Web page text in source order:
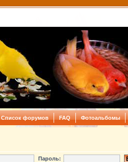
Список форумов FAQ Фотоальбомы
Пароль: